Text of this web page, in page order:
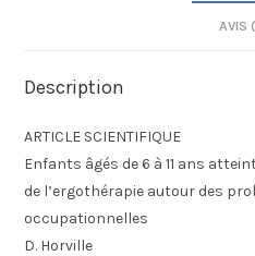
AVIS
Description
ARTICLE SCIENTIFIQUE
Enfants âgés de 6 à 11 ans
de l’ergothérapie autour des
occupationnelles
D. Horville